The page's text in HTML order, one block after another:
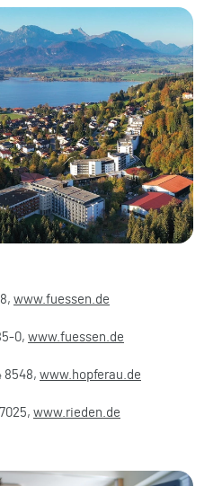
www.fuessen.de
0, www.fuessen.de
8548, www.hopferau.de
www.rieden.de